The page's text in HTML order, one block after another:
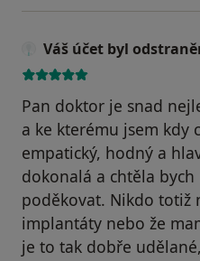
Váš účet byl
Pan doktor je snad
a ke kterému jsem kdy
empatický, hodný a
dokonalá a chtěla
poděkovat. Nikdo totiž
implantáty nebo že
je to tak dobře